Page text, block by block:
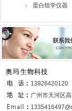
蛋白组学仪器
联系我们
13926420120
广州市天河区
6号楼437室